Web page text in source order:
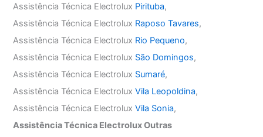
Assistência Técnica Electrolux Pirituba,
Assistência Técnica Electrolux Raposo Tavares,
Assistência Técnica Electrolux Rio Pequeno,
Assistência Técnica Electrolux São Domingos,
Assistência Técnica Electrolux Sumaré,
Assistência Técnica ElectroluxVila Leopoldina,
Assistência Técnica ElectroluxVila Sonia,
Assistência Técnica Electrolux Outras